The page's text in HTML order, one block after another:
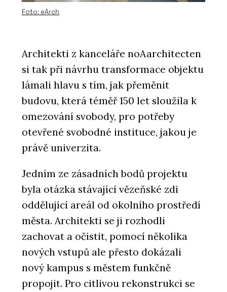
Foto: eArch
Architekti z kanceláře noAarchitecten
si tak při návrhu transformace objektu
lámali hlavu s tím, jak přeměnit
budovu, která téměř 150 let sloužila k
omezování svobody, pro potřeby
otevřené svobodné instituce, jakou je
právě univerzita.
Jedním ze zásadních bodů projektu
byla otázka stávající vězeňské zdi
oddělující areál od okolního prostředí
města. Architekti se ji rozhodli
zachovat a očistit, pomocí několika
nových vstupů ale přesto dokázali
nový kampus s městem funkčně
propojit. Pro citlivou rekonstrukci se